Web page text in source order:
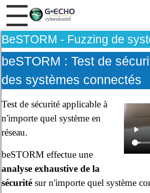
BeSTORM - Fuzzing de
beSTORM : Test de
des systèmes connectés
Test de sécurité applicable à
n'importe quel système en
réseau.
beSTORM effectue une
analyse exhaustive de la
sécurité sur n'importe quel système